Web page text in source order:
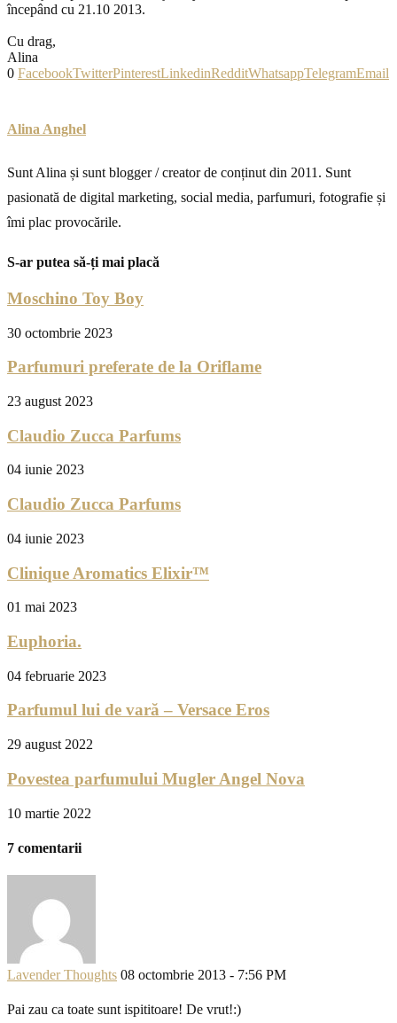
începând cu 21.10 2013.
Cu drag,
Alina
0 FacebookTwitterPinterestLinkedinRedditWhatsappTelegramEmail
Alina Anghel
Sunt Alina și sunt blogger / creator de conținut din 2011. Sunt
pasionată de digital marketing, social media, parfumuri, fotografie și
îmi plac provocările.
S-ar putea să-ți mai placă
Moschino Toy Boy
30 octombrie 2023
Parfumuri preferate de la Oriflame
23 august 2023
Claudio Zucca Parfums
04 iunie 2023
Claudio Zucca Parfums
04 iunie 2023
Clinique Aromatics Elixir™
01 mai 2023
Euphoria.
04 februarie 2023
Parfumul lui de vară – Versace Eros
29 august 2022
Povestea parfumului Mugler Angel Nova
10 martie 2022
7 comentarii
Lavender Thoughts 08 octombrie 2013 - 7:56 PM
Pai zau ca toate sunt ispititoare! De vrut!:)